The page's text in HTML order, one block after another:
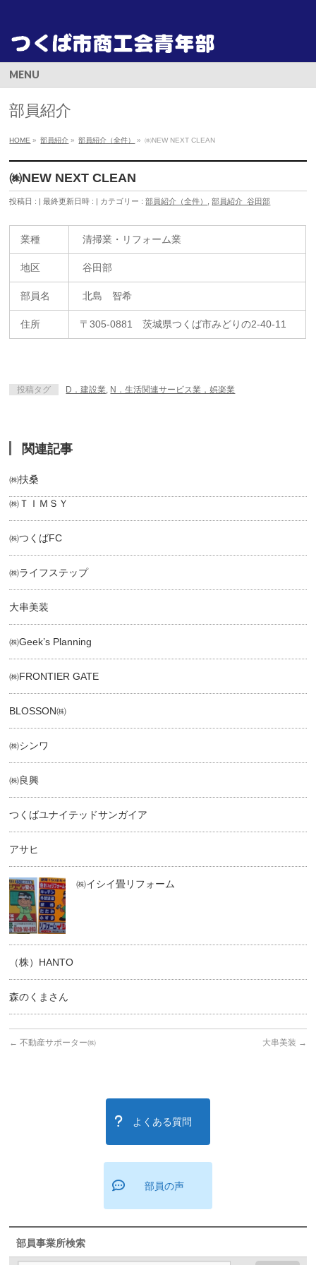
MENU
部員紹介
HOME » 部員紹介 » 部員紹介（全件） » ㈱NEW NEXT CLEAN
㈱NEW NEXT CLEAN
投稿日 : 最終更新日時 : カテゴリー :部員紹介（全件） ,部員紹介_谷田部
業種 清掃業・リフォーム業
地区 谷田部
部員名 北島 智希
住所 〒305-0881 茨城県つくば市みどりの2-40-11
投稿タグ D．建設業, N．生活関連サービス業，娯楽業
関連記事
㈱扶桑
㈱ＴＩＭＳＹ
㈱つくばFC
㈱ライフステップ
大串美装
㈱Geek’s Planning
㈱FRONTIER GATE
BLOSSON㈱
㈱シンワ
㈱良興
つくばユナイテッドサンガイア
アサヒ
㈱イシイ畳リフォーム
（株）HANTO
森のくまさん
← 不動産サポーター㈱ 大串美装 →
よくある質問
部員の声
部員事業所検索